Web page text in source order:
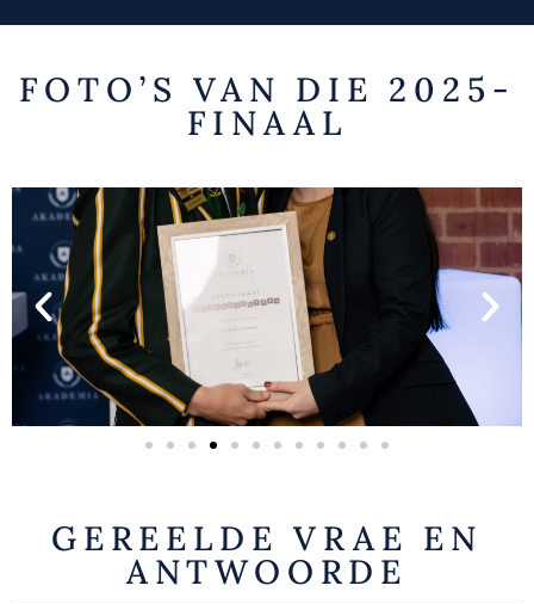
FOTO’S VAN DIE 2025-
FINAAL
GEREELDE VRAE EN
ANTWOORDE